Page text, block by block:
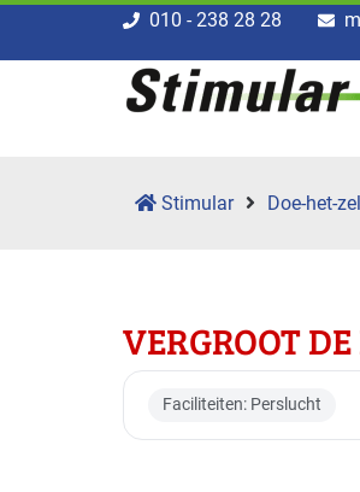
010 - 238 28 28
Stimular Doe-het-
VERGROOT
Faciliteiten: Perslucht